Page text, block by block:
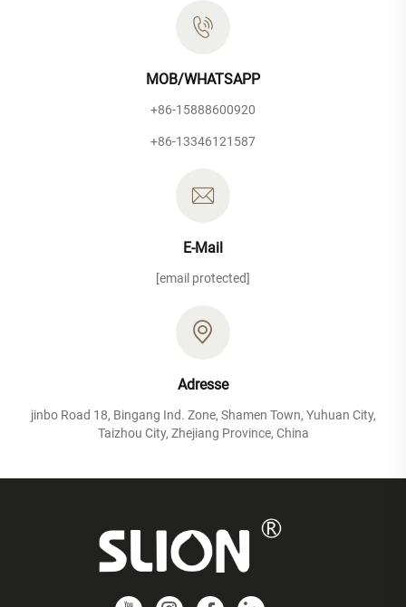
MOB/WHATSAPP
+86-15888600920
+86-13346121587
E-Mail
[email protected]
Adresse
jinbo Road 18, Bingang Ind. Zone, Shamen Town, Yuhuan City,
Taizhou City, Zhejiang Province, China